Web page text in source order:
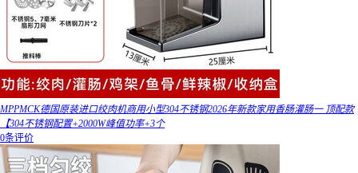
MPPMCK德国原装进口绞肉机商用小型304不锈钢2026年新款家用香肠灌肠一 顶配款
【304不锈钢配置+2000W峰值功率+3个
0条评价